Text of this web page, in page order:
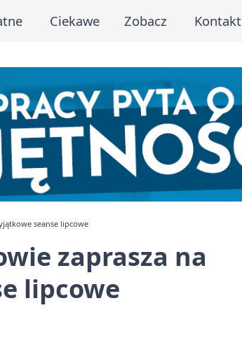
Ciekawe Zobacz Kontakt
seanse lipcowe
zaprasza na
lipcowe